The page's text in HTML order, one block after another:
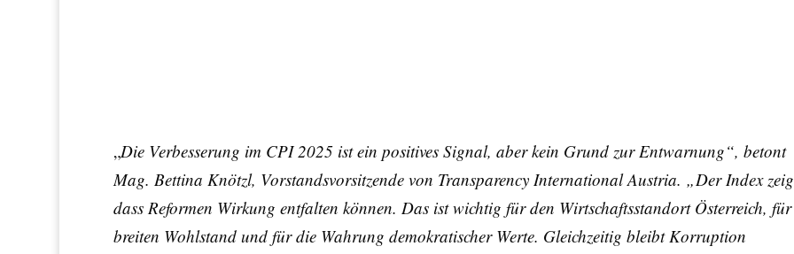
„Die Verbesserung im CPI 2025 ist ein positives Signal, aber kein Grund zur Entwarnung“, betont
Mag. Bettina Knötzl, Vorstandsvorsitzende von Transparency International Austria. „Der Index
dass Reformen Wirkung entfalten können. Das ist wichtig für den Wirtschaftsstandort Österreich, für
breiten Wohlstand und für die Wahrung demokratischer Werte. Gleichzeitig bleibt Korruption